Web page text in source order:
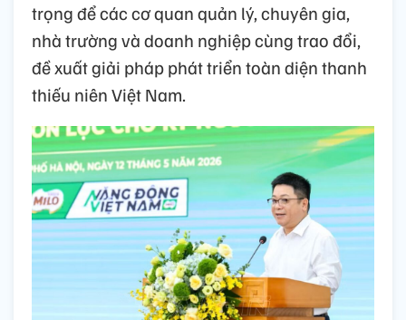
trọng để các cơ quan quản lý, chuyên gia,
nhà trường và doanh nghiệp cùng trao đổi,
đề xuất giải pháp phát triển toàn diện thanh
thiếu niên Việt Nam.